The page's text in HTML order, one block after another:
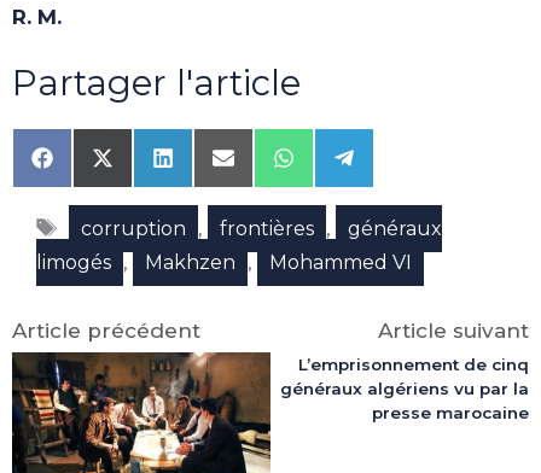
R. M.
Partager l'article
Share
on
Facebook
Share
on
X
(Twitter)
Share
on
LinkedIn
Share
on
Email
Share
on
WhatsApp
Share
on
Telegram
Étiquettes
corruption , frontières ,
généraux
limogés , Makhzen , Mohammed VI
Article précédent Article suivant
L’emprisonnement de cinq
généraux algériens vu par la
presse marocaine